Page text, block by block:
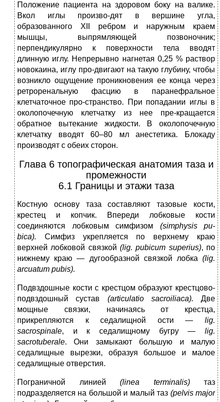
Положение пациента на здоровом боку на валике.
Вкол иглы произво-дят в вершине угла,
образованного XII ребром и наружным краем
мышцы, выпрямляющей позвоночник;
перпендикулярно к поверхности тела вводят
длинную иглу. Непрерывно нагнетая 0,25 % раствор
новокаина, иглу про-двигают на такую глубину, чтобы
возникло ощущение проникновения ее конца через
ретроренальную фасцию в паранефральное
клетчаточное про-странство. При попадании иглы в
околопочечную клетчатку из нее пре-кращается
обратное вытекание жидкости. В околопочечную
клетчатку вводят 60–80 мл анестетика. Блокаду
производят с обеих сторон.
Глава 6 топографическая анатомия таза и
промежности
6.1 Границы и этажи таза
Костную основу таза составляют тазовые кости,
крестец и копчик. Впереди лобковые кости
соединяются лобковым симфизом (simphysis pu-
bica). Симфиз укрепляется по верхнему краю
верхней лобковой связкой (lig. pubicum superius), по
нижнему краю — дугообразной связкой лобка (lig.
arcuatum pubis).
Подвздошные кости с крестцом образуют крестцово-
подвздошный сустав (articulatio sacroiliaca). Две
мощные связки, начинаясь от крестца,
прикрепляются к седалищной ости — lig.
sacrospinale, и к седалищному бугру — lig.
sacrotuberale. Они замыкают большую и малую
седалищные вырезки, образуя большое и малое
седалищные отверстия.
Пограничной линией (linea terminalis) таз
подразделяется на большой и малый таз (pelvis major